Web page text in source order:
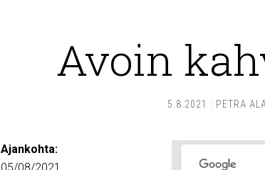
Avoin
5.8.2021 : PETRA
Ajankohta: